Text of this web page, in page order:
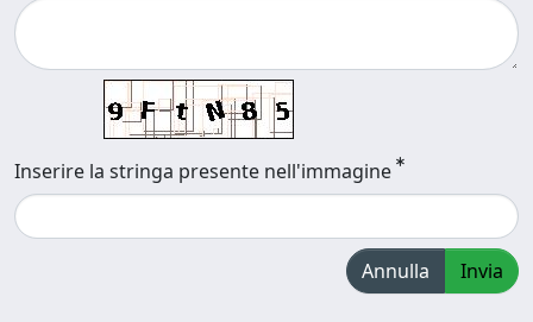
Inserire la stringa presente nell'immagine
Annulla Invia